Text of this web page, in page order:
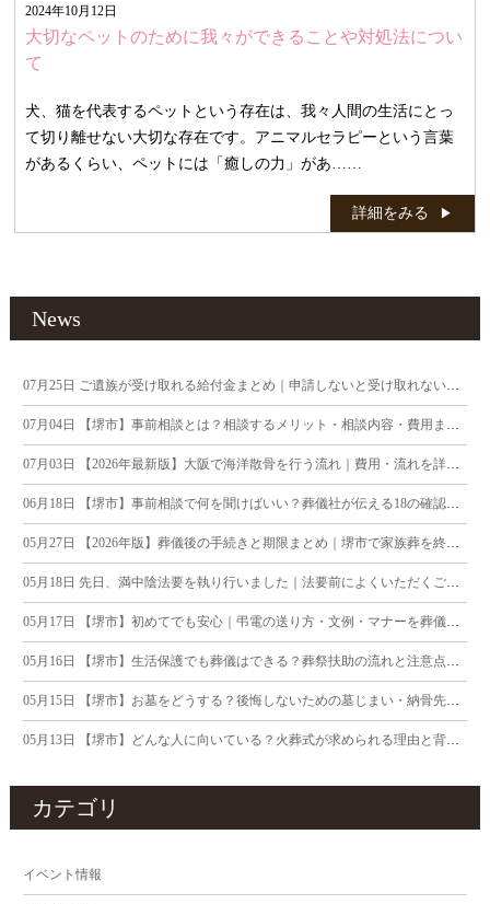
2024年10月12日
大切なペットのために我々ができることや対処法につい
て
犬、猫を代表するペットという存在は、我々人間の生活にとっ
て切り離せない大切な存在です。アニマルセラピーという言葉
があるくらい、ペットには「癒しの力」があ……
詳細をみる
News
07月25日 ご遺族が受け取れる給付金まとめ｜申請しないと受け取れないお金にご注意
07月04日 【堺市】事前相談とは？相談するメリット・相談内容・費用まで葬儀社が徹底解説
07月03日 【2026年最新版】大阪で海洋散骨を行う流れ｜費用・流れを詳しく解説
06月18日 【堺市】事前相談で何を聞けばいい？葬儀社が伝える18の確認ポイント
05月27日 【2026年版】葬儀後の手続きと期限まとめ｜堺市で家族葬を終えたご遺族へ
05月18日 先日、満中陰法要を執り行いました｜法要前によくいただくご質問について
05月17日 【堺市】初めてでも安心｜弔電の送り方・文例・マナーを葬儀社が解説
05月16日 【堺市】生活保護でも葬儀はできる？葬祭扶助の流れと注意点を葬儀社が解説
05月15日 【堺市】お墓をどうする？後悔しないための墓じまい・納骨先の考え方を解説
05月13日 【堺市】どんな人に向いている？火葬式が求められる理由と背景を徹底解剖
カテゴリ
イベント情報